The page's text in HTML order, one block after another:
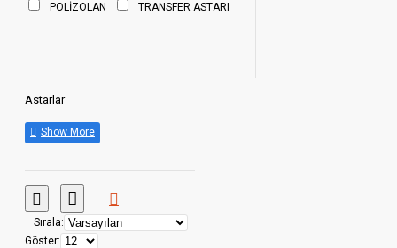
POLİZOLAN
TRANSFER ASTARI
Astarlar
Sırala:
Göster: